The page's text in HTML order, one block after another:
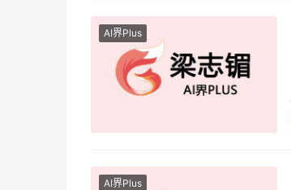
AI界Plus
AI界Plus